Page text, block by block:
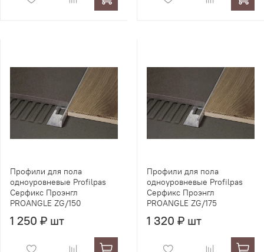
Профили для пола
одноуровневые Profilpas
Серфикс Проэнгл
PROANGLE ZG/150
1 250 ₽ шт
Профили для пола
одноуровневые Profilpas
Серфикс Проэнгл
PROANGLE ZG/175
1 320 ₽ шт